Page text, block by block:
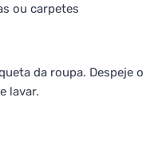
ou carpetes
da roupa. Despeje o
lavar.